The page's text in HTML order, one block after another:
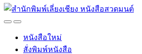
OpenClose
หนังสือใหม่
สั่งพิมพ์หนังสือ